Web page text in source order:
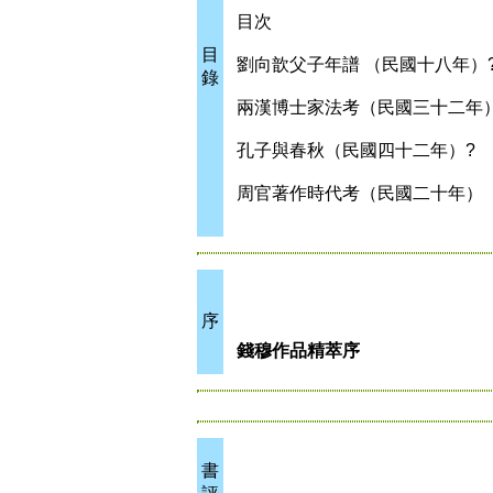
目
錄
目次
劉向歆父子年譜 （民國十八年）
兩漢博士家法考（民國三十二年
孔子與春秋（民國四十二年）?
周官著作時代考（民國二十年）
序
錢穆作品精萃序
書